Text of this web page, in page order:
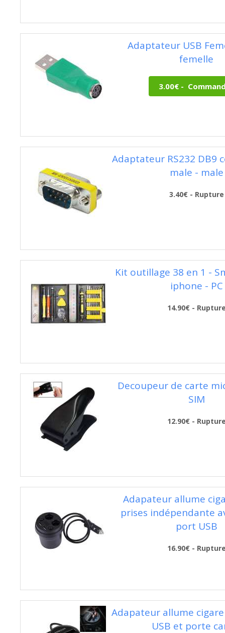
Adaptateur USB
femelle
Adaptateur RS232 DB9
male - male
3.40€ - Rupture
Kit outillage 38 en 1 -
iphone - PC
14.90€ -
Decoupeur de carte
SIM
12.90€ -
Adapateur allume
prises indépendante
port USB
16.90€ -
Adapateur allume
USB et porte